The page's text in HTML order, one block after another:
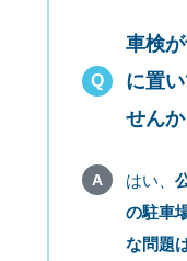
車検
に置
せんか
はい、
の駐車
な問題